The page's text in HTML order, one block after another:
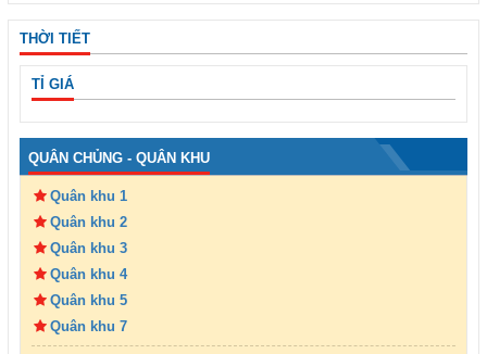
THỜI TIẾT
TỈ GIÁ
QUÂN CHỦNG - QUÂN KHU
Quân khu 1
Quân khu 2
Quân khu 3
Quân khu 4
Quân khu 5
Quân khu 7